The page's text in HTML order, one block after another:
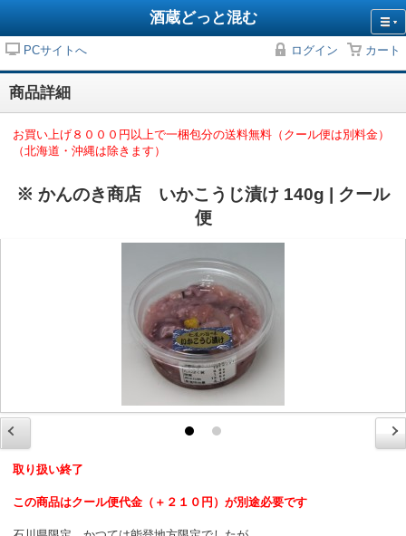
酒蔵どっと混む
PCサイトへ ログイン カート
商品詳細
お買い上げ８０００円以上で一梱包分の送料無料（クール便は別料金）
（北海道・沖縄は除きます）
※ かんのき商店 いかこうじ漬け 140g | クール
便
取り扱い終了
この商品はクール便代金（＋２１０円）が別途必要です